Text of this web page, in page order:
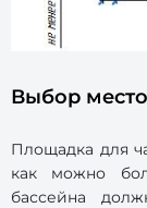
Выбор
Площадка для
как можно
бассейна